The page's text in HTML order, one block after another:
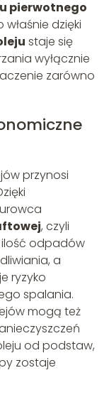
pierwotnego
dzięki
staje się
wyłącznie
zarówno
przynosi
, czyli
ilość odpadów
a
ryzyko
spalania.
mogą też
od podstaw,
zostaje